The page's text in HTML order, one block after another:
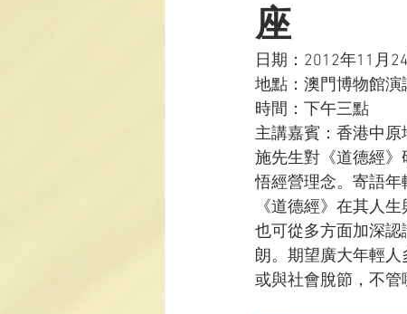
座
日期：2012年11月
地點：澳門博物館演
時間：下午三點
主講嘉賓：香港中
施先生對《道德經
悟經營理念。寄語年
《道德經》在其人
也可從多方面加深
朗。期望廣大年輕
或與社會脫節，不管